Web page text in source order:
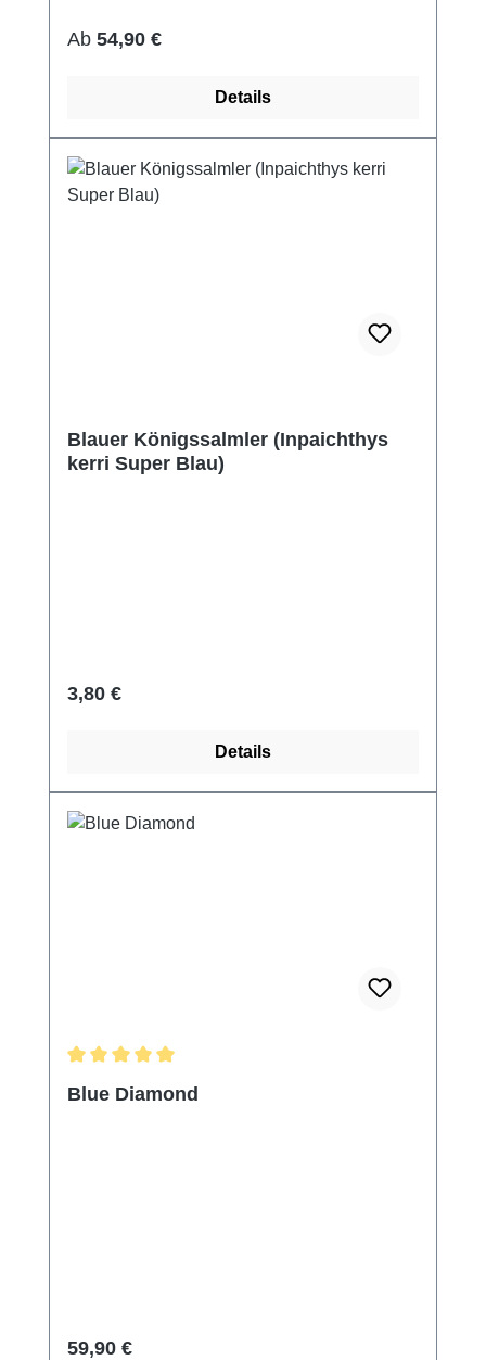
Regulärer Preis:
Ab 54,90 €
Details
Blauer Königssalmler (Inpaichthys
kerri Super Blau)
Regulärer Preis:
3,80 €
Details
Blue Diamond
Regulärer Preis:
59,90 €